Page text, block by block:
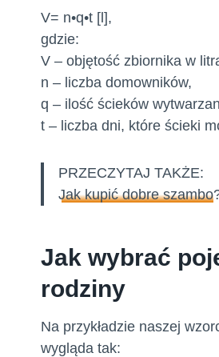
V= n•q•t [l],
gdzie:
V – objętość zbiornika w
n – liczba domowników,
q – ilość ścieków
t – liczba dni, które ścieki
PRZECZYTAJ TAKŻE:
Jak kupić dobre szambo
Jak wybrać
rodziny
Na przykładzie naszej
wygląda tak: